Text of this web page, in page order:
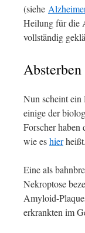
(siehe
Heilung für die
vollständig
Nun scheint ein
einige der
Forscher
wie eshierheißt.
Eine als
Nekroptose
Amyloid-
erkrankten im